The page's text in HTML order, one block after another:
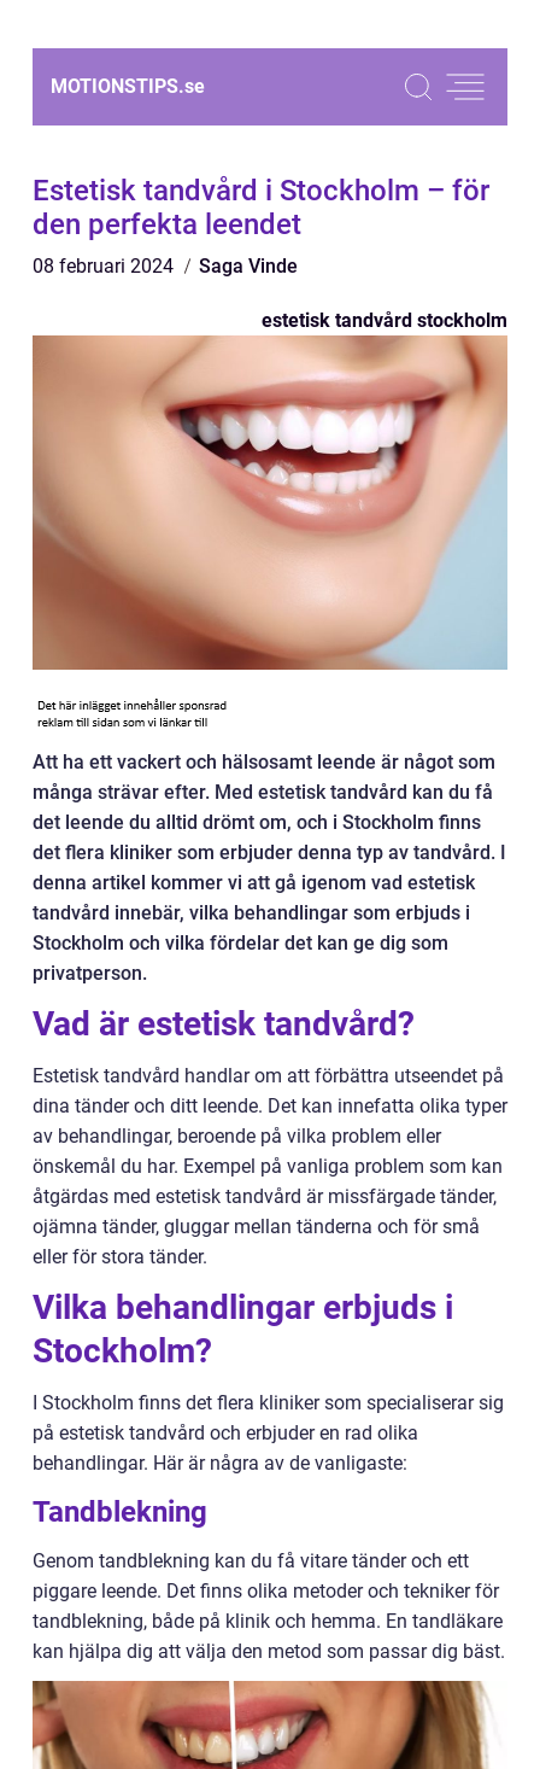
MOTIONSTIPS.se
Estetisk tandvård i Stockholm – för
den perfekta leendet
08 februari 2024 Saga Vinde
estetisk tandvård stockholm
Att ha ett vackert och hälsosamt leende är något som
många strävar efter. Med estetisk tandvård kan du få
det leende du alltid drömt om, och i Stockholm finns
det flera kliniker som erbjuder denna typ av tandvård. I
denna artikel kommer vi att gå igenom vad estetisk
tandvård innebär, vilka behandlingar som erbjuds i
Stockholm och vilka fördelar det kan ge dig som
privatperson.
Vad är estetisk tandvård?
Estetisk tandvård handlar om att förbättra utseendet på
dina tänder och ditt leende. Det kan innefatta olika typer
av behandlingar, beroende på vilka problem eller
önskemål du har. Exempel på vanliga problem som kan
åtgärdas med estetisk tandvård är missfärgade tänder,
ojämna tänder, gluggar mellan tänderna och för små
eller för stora tänder.
Vilka behandlingar erbjuds i
Stockholm?
I Stockholm finns det flera kliniker som specialiserar sig
på estetisk tandvård och erbjuder en rad olika
behandlingar. Här är några av de vanligaste:
Tandblekning
Genom tandblekning kan du få vitare tänder och ett
piggare leende. Det finns olika metoder och tekniker för
tandblekning, både på klinik och hemma. En tandläkare
kan hjälpa dig att välja den metod som passar dig bäst.